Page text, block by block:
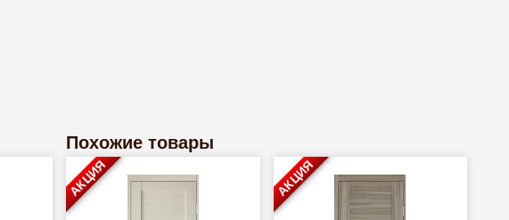
Похожие товары
АКЦИЯ АКЦИЯ